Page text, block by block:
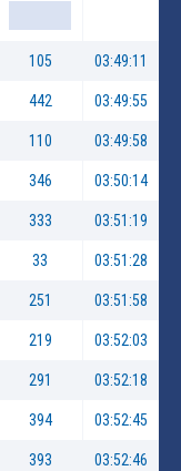
105 03:49:11
442 03:49:55
110 03:49:58
346 03:50:14
333 03:51:19
33 03:51:28
251 03:51:58
219 03:52:03
291 03:52:18
394 03:52:45
393 03:52:46